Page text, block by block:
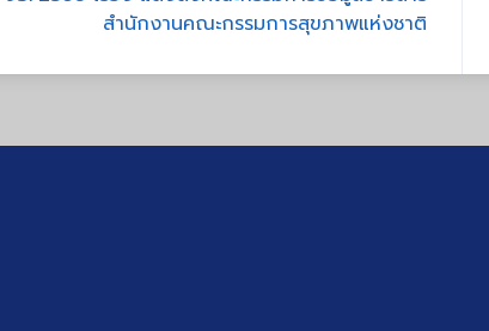
สำนักงานคณะกรรมการสุขภาพแห่งชาติ